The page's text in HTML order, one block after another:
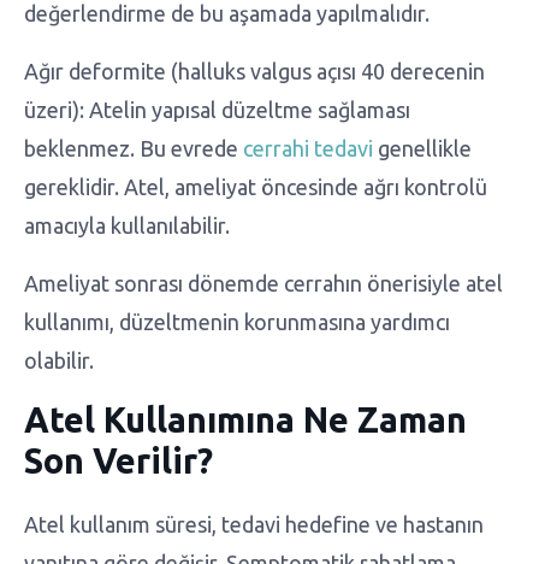
değerlendirme de bu aşamada yapılmalıdır.
Ağır deformite (halluks valgus açısı 40 derecenin
üzeri): Atelin yapısal düzeltme sağlaması
beklenmez. Bu evrede cerrahi tedavi genellikle
gereklidir. Atel, ameliyat öncesinde ağrı kontrolü
amacıyla kullanılabilir.
Ameliyat sonrası dönemde cerrahın önerisiyle atel
kullanımı, düzeltmenin korunmasına yardımcı
olabilir.
Atel Kullanımına Ne Zaman
Son Verilir?
Atel kullanım süresi, tedavi hedefine ve hastanın